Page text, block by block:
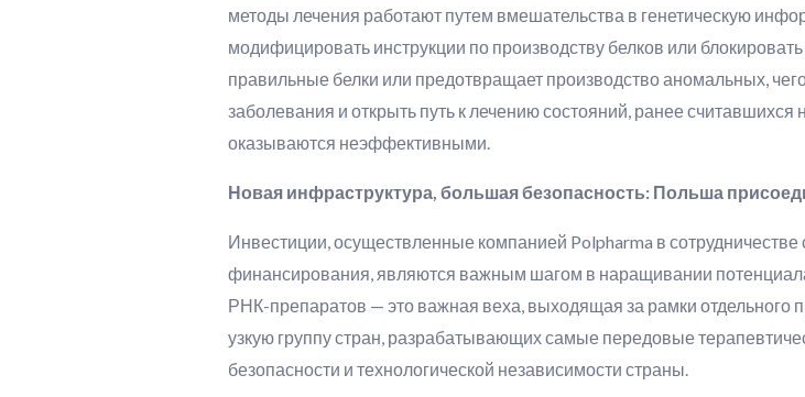
методы лечения работают путем вмешательства в генетическую
модифицировать инструкции по производству белков или
правильные белки или предотвращает производство аномальных,
заболевания и открыть путь к лечению состояний, ранее
оказываются неэффективными.
Новая инфраструктура, большая безопасность: Польша
Инвестиции, осуществленные компанией Polpharma в
финансирования, являются важным шагом в наращивании
РНК-препаратов — это важная веха, выходящая за рамки
узкую группу стран, разрабатывающих самые передовые
безопасности и технологической независимости страны.